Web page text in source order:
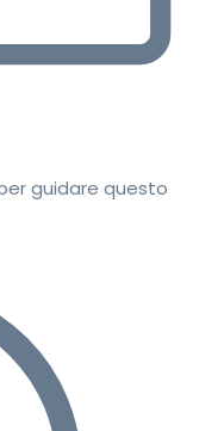
guidare questo